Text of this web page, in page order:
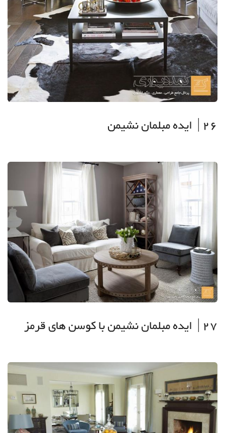
26| ایده مبلمان نشیمن
27| ایده مبلمان نشیمن با کوسن های قرمز